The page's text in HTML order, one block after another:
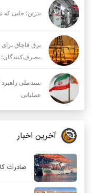
بنزین؛ جایی که
برق قاچاق
مصرف‌کنندگان؛
سند ملی
عملیاتی
آخرین اخبار
صادرات کالای